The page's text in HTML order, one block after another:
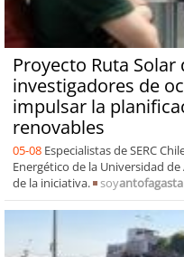
Proyecto Ruta
investigadores de
impulsar la
renovables
05-08 Especialistas de SERC
Energético de la Universidad
de la iniciativa.
soyantofagasta